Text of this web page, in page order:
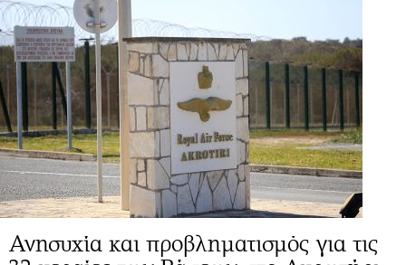
Ανησυχία και προβληματισμός για τις